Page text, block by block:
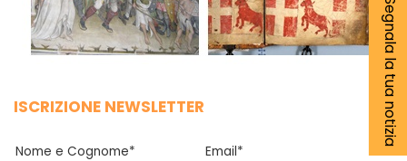
ISCRIZIONE NEWSLETTER
Nome e Cognome* Email*
Segnala la tua notizia